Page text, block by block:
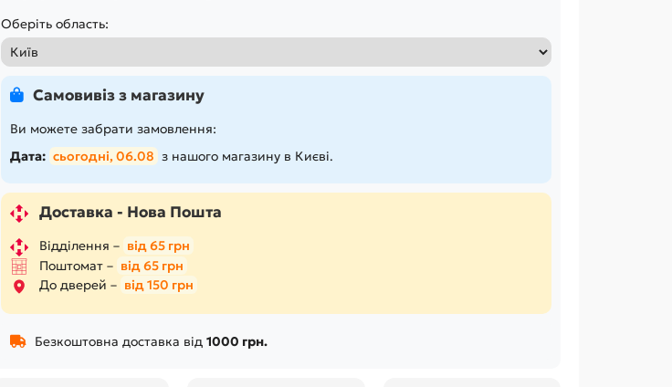
Оберіть область:
Самовивіз з магазину
Ви можете забрати замовлення:
Дата: сьогодні, 06.08 з нашого магазину в Києві.
Доставка - Нова Пошта
Відділення – від 65 грн
Поштомат – від 65 грн
До дверей – від 150 грн
Безкоштовна доставка від 1000 грн.